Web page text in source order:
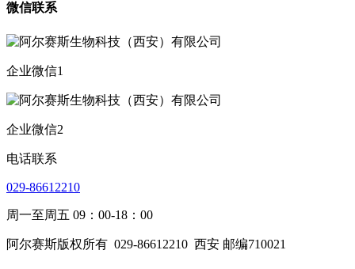
微信联系
企业微信1
企业微信2
电话联系
029-86612210
周一至周五 09：00-18：00
阿尔赛斯版权所有 029-86612210 西安 邮编710021